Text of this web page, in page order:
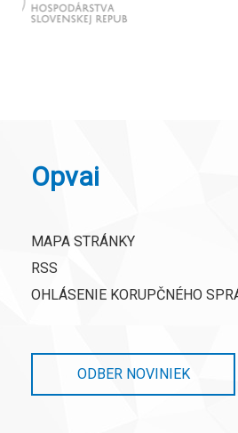
Opvai
MAPA STRÁNKY
RSS
OHLÁSENIE KORUPČNÉHO
ODBER NOVINIEK